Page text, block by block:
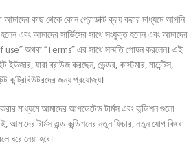
কাছ থেকে কোন প্রোডাক্ট ক্রয় করার মাধ্যমে আপনি
এবং আমাদের সার্ভিসের সাথে সংযুক্ত হলেন এবং আমাদের
অথবা “Terms” এর সাথে সম্মতি পোষন করলেন। এই
যারা ব্রাউজ করছেন, ভেন্ডর, কাস্টমার, মার্চেন্টস,
কন্ট্রিবিউটরদের জন্য প্রযোজ্য।
মাধ্যমে আমাদের আপডেটেড টার্মস এবং কন্ডিশন গুলো
আমাদের টার্মস এন্ড কন্ডিশনের নতুন ফিচার, নতুন যোগ কিংবা
নেয়া হবে।